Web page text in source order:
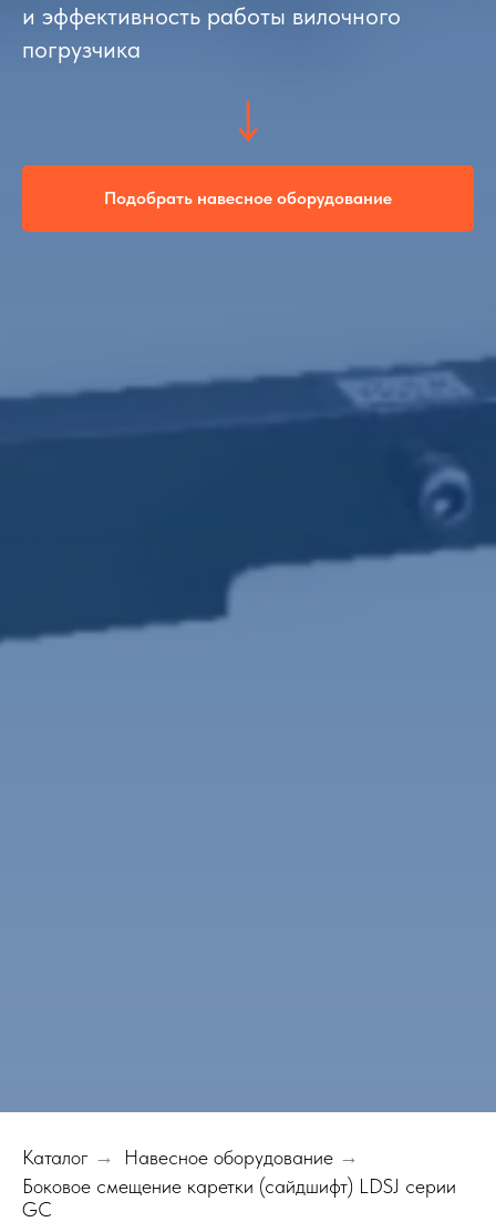
и эффективность работы вилочного
погрузчика
Подобрать навесное оборудование
Каталог → Навесное оборудование →
Боковое смещение каретки (сайдшифт) LDSJ серии
GC